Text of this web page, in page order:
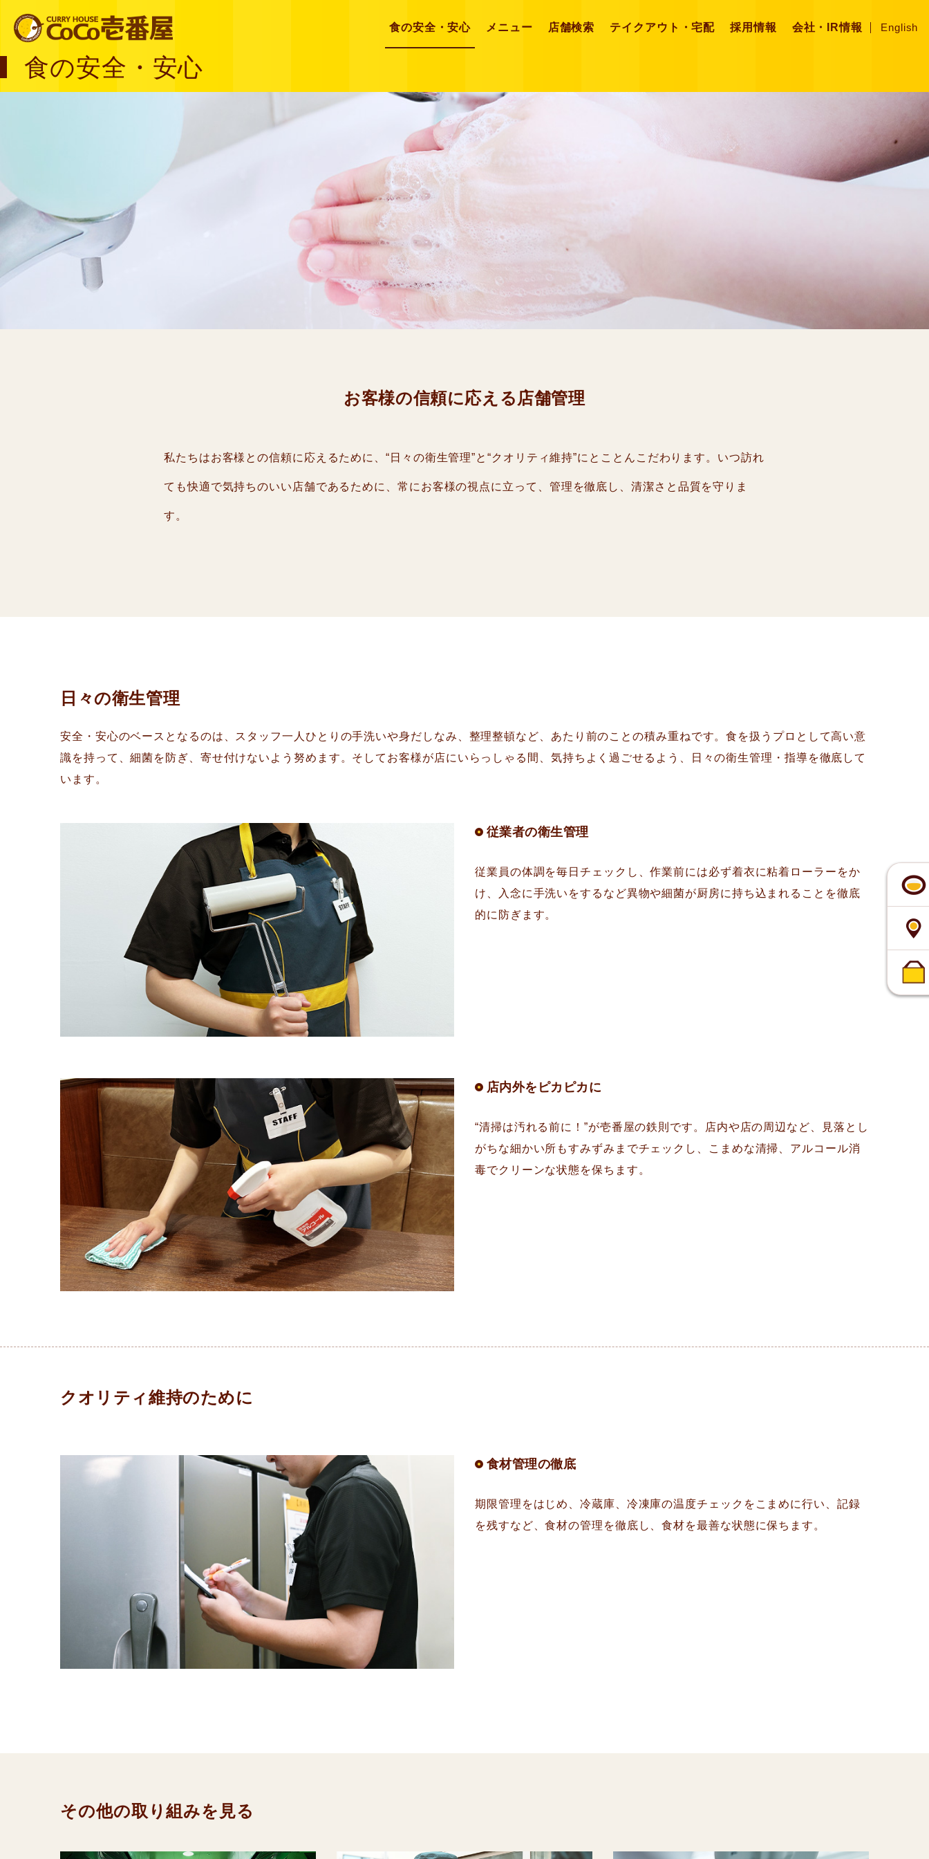
English
食の安全・安心 メニュー 店舗検索 テイクアウト・宅配 採用情報 会社・IR情報
食の安全・安心
お客様の信頼に応える店舗管理
私たちはお客様との信頼に応えるために、“日々の衛生管理”と“クオリティ維持”にとことんこだわります。いつ訪れ
ても快適で気持ちのいい店舗であるために、常にお客様の視点に立って、管理を徹底し、清潔さと品質を守りま
す。
日々の衛生管理
安全・安心のベースとなるのは、スタッフ一人ひとりの手洗いや身だしなみ、整理整頓など、あたり前のことの積み重ねです。食を扱うプロとして高い意
識を持って、細菌を防ぎ、寄せ付けないよう努めます。そしてお客様が店にいらっしゃる間、気持ちよく過ごせるよう、日々の衛生管理・指導を徹底して
います。
従業者の衛生管理
従業員の体調を毎日チェックし、作業前には必ず着衣に粘着ローラーをか
け、入念に手洗いをするなど異物や細菌が厨房に持ち込まれることを徹底
的に防ぎます。
店内外をピカピカに
“清掃は汚れる前に！”が壱番屋の鉄則です。店内や店の周辺など、見落とし
がちな細かい所もすみずみまでチェックし、こまめな清掃、アルコール消
毒でクリーンな状態を保ちます。
クオリティ維持のために
食材管理の徹底
期限管理をはじめ、冷蔵庫、冷凍庫の温度チェックをこまめに行い、記録
を残すなど、食材の管理を徹底し、食材を最善な状態に保ちます。
その他の取り組みを見る